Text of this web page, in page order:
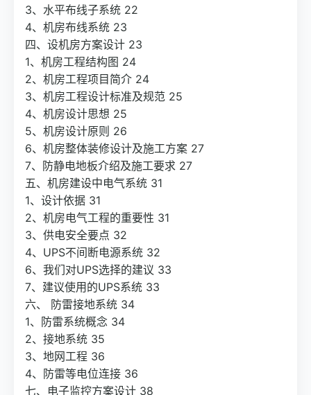
3、水平布线子系统 22
4、机房布线系统 23
四、设机房方案设计 23
1、机房工程结构图 24
2、机房工程项目简介 24
3、机房工程设计标准及规范 25
4、机房设计思想 25
5、机房设计原则 26
6、机房整体装修设计及施工方案 27
7、防静电地板介绍及施工要求 27
五、机房建设中电气系统 31
1、设计依据 31
2、机房电气工程的重要性 31
3、供电安全要点 32
4、UPS不间断电源系统 32
6、我们对UPS选择的建议 33
7、建议使用的UPS系统 33
六、 防雷接地系统 34
1、防雷系统概念 34
2、接地系统 35
3、地网工程 36
4、防雷等电位连接 36
七、电子监控方案设计 38